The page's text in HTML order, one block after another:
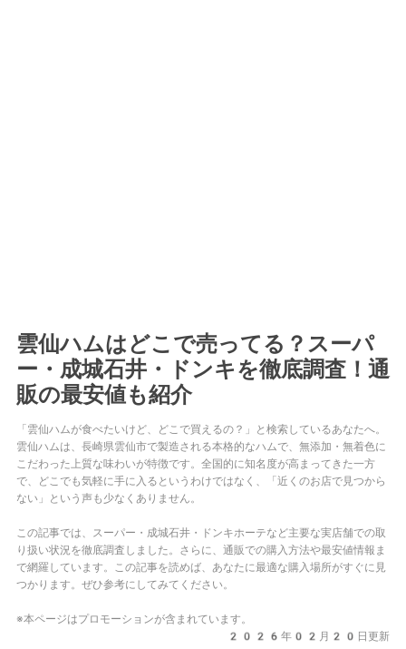
雲仙ハムはどこで売ってる？スーパ
ー・成城石井・ドンキを徹底調査！通
販の最安値も紹介
「雲仙ハムが食べたいけど、どこで買えるの？」と検索しているあなたへ。
雲仙ハムは、長崎県雲仙市で製造される本格的なハムで、無添加・無着色に
こだわった上質な味わいが特徴です。全国的に知名度が高まってきた一方
で、どこでも気軽に手に入るというわけではなく、「近くのお店で見つから
ない」という声も少なくありません。
この記事では、スーパー・成城石井・ドンキホーテなど主要な実店舗での取
り扱い状況を徹底調査しました。さらに、通販での購入方法や最安値情報ま
で網羅しています。この記事を読めば、あなたに最適な購入場所がすぐに見
つかります。ぜひ参考にしてみてください。
※本ページはプロモーションが含まれています。
2026年02月20日更新